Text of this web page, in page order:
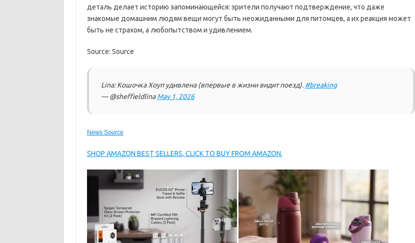
деталь делает историю запоминающейся: зрители получают подтверждение, что даже
знакомые домашним людям вещи могут быть неожиданными для питомцев, а их реакция может
быть не страхом, а любопытством и удивлением.
Source: Source
Lina: Кошочка Хоуп удивлена (впервые в жизни видит поезд). #breaking
— @sheffieldlinaMay 1, 2026
News Source
SHOP AMAZON BEST SELLERS, CLICK TO BUY FROM AMAZON.